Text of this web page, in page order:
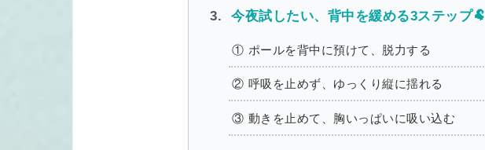
今夜試したい、背中を緩める3ステップ🐏
① ポールを背中に預けて、脱力する
② 呼吸を止めず、ゆっくり縦に揺れる
③ 動きを止めて、胸いっぱいに吸い込む